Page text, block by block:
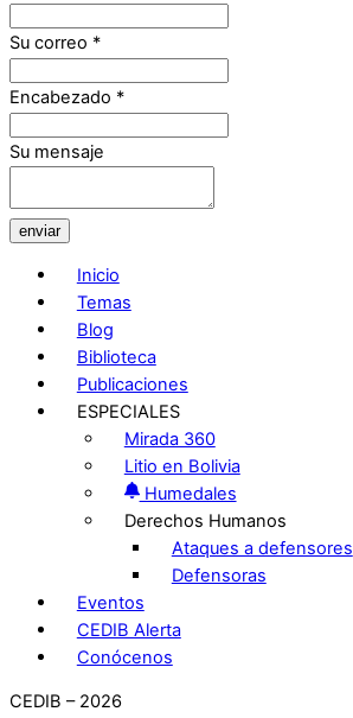
Su correo *
Encabezado *
Su mensaje
enviar
Inicio
Temas
Blog
Biblioteca
Publicaciones
ESPECIALES
Mirada 360
Litio en Bolivia
Humedales
Derechos Humanos
Ataques a defensores
Defensoras
Eventos
CEDIB Alerta
Conócenos
CEDIB – 2026